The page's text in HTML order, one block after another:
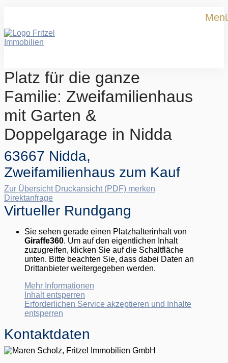
Platz für die ganze
Familie: Zweifamilienhaus
mit Garten &
Doppelgarage in Nidda
63667 Nidda,
Zweifamilienhaus zum Kauf
Zur Übersicht Druckansicht (PDF) merken
Direktanfrage
Virtueller Rundgang
Sie sehen gerade einen Platzhalterinhalt von
Giraffe360. Um auf den eigentlichen Inhalt
zuzugreifen, klicken Sie auf die Schaltfläche
unten. Bitte beachten Sie, dass dabei Daten an
Drittanbieter weitergegeben werden.
Mehr Informationen
Inhalt entsperren
Erforderlichen Service akzeptieren und Inhalte
entsperren
Kontaktdaten